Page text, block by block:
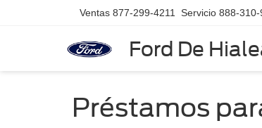
Ford De
Ventas 877-299-4211 Servicio 888-310-
Préstamos